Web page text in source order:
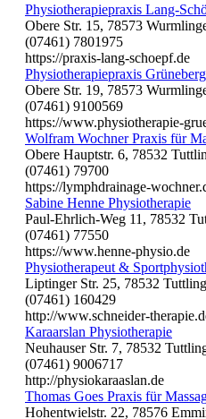
Physiotherapiepraxis Lang-
Obere Str. 15, 78573
(07461) 7801975
https://praxis-lang-schoepf.de
Physiotherapiepraxis
Obere Str. 19, 78573
(07461) 9100569
https://www.physiotherapie-
Wolfram Wochner Praxis für
Obere Hauptstr. 6, 78532
(07461) 79700
https://lymphdrainage-
Sabine Henne Physiotherapie
Paul-Ehrlich-Weg 11, 78532
(07461) 77550
https://www.henne-physio.de
Physiotherapeut &
Liptinger Str. 25, 78532
(07461) 160429
http://www.schneider-
Karaarslan Physiotherapie
Neuhauser Str. 7, 78532
(07461) 9006717
http://physiokaraaslan.de
Thomas Goes Praxis für
Hohentwielstr. 22, 78576